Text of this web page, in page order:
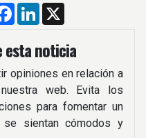
Facebook
LinkedIn
esta noticia
opiniones en relación a
web. Evita los
para fomentar un
sientan cómodos y